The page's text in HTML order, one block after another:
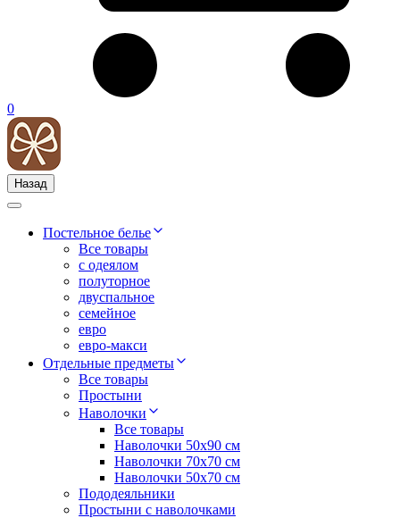
0
Назад
Постельное белье
Все товары
с одеялом
полуторное
двуспальное
семейное
евро
евро-макси
Отдельные предметы
Все товары
Простыни
Наволочки
Все товары
Наволочки 50x90 см
Наволочки 70x70 cм
Наволочки 50х70 см
Пододеяльники
Простыни с наволочками